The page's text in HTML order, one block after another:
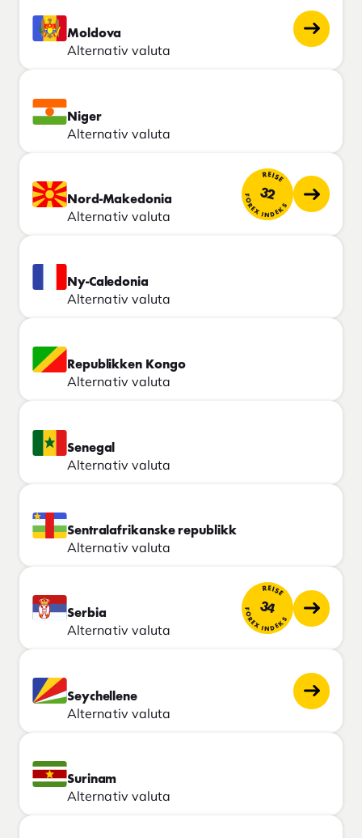
Moldova
Alternativ valuta
Niger
Alternativ valuta
Nord-Makedonia
Alternativ valuta
REISE
32
FOREX INDEKS
Ny-Caledonia
Alternativ valuta
Republikken Kongo
Alternativ valuta
Senegal
Alternativ valuta
Sentralafrikanske republikk
Alternativ valuta
Serbia
Alternativ valuta
REISE
34
FOREX INDEKS
Seychellene
Alternativ valuta
Surinam
Alternativ valuta